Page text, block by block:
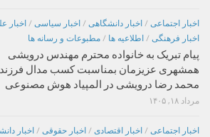
اخبار اجتماعی / اخبار دانشگاهی / اخبار سیاسی / اخبار
اخبار فرهنگی / اطلاعیه ها / مطبوعات و رسانه ها
پیام تبریک به خانواده محترم مهندس درویشی
همشهری عزیزمان بمناسبت کسب مدال
محمد رضا درویشی در المپیاد هوش مصنوعی
مرداد ۱۸, ۱۴۰۵
اخبار اجتماعی / اخبار اقتصادی / اخبار حقوقی / اخبار